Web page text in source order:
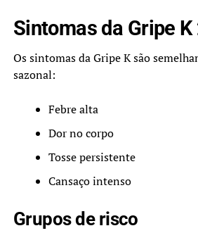
Sintomas da Gripe
Os sintomas da Gripe K são
sazonal:
Febre alta
Dor no corpo
Tosse persistente
Cansaço intenso
Grupos de risco